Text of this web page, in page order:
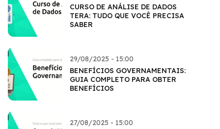
CURSO DE ANÁLISE DE DADOS
TERA: TUDO QUE VOCÊ PRECISA
SABER
29/08/2025 - 15:00
BENEFÍCIOS GOVERNAMENTAIS:
GUIA COMPLETO PARA OBTER
BENEFÍCIOS
27/08/2025 - 15:00